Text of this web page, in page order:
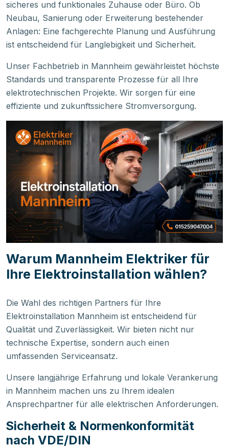
sicheres und funktionales Zuhause oder Büro. Ob
Neubau, Sanierung oder Erweiterung bestehender
Anlagen: Eine fachgerechte Planung und Ausführung
ist entscheidend für Langlebigkeit und Sicherheit.
Unser Fachbetrieb in Mannheim gewährleistet höchste
Standards und transparente Prozesse für all Ihre
elektrotechnischen Projekte. Wir sorgen für eine
effiziente und zukunftssichere Stromversorgung.
Warum Mannheim Elektriker für
Ihre Elektroinstallation wählen?
Die Wahl des richtigen Partners für Ihre
Elektroinstallation Mannheim ist entscheidend für
Qualität und Zuverlässigkeit. Wir bieten nicht nur
technische Expertise, sondern auch einen
umfassenden Serviceansatz.
Unsere langjährige Erfahrung und lokale Verankerung
in Mannheim machen uns zu Ihrem idealen
Ansprechpartner für alle elektrischen Anforderungen.
Sicherheit & Normenkonformität
nach VDE/DIN